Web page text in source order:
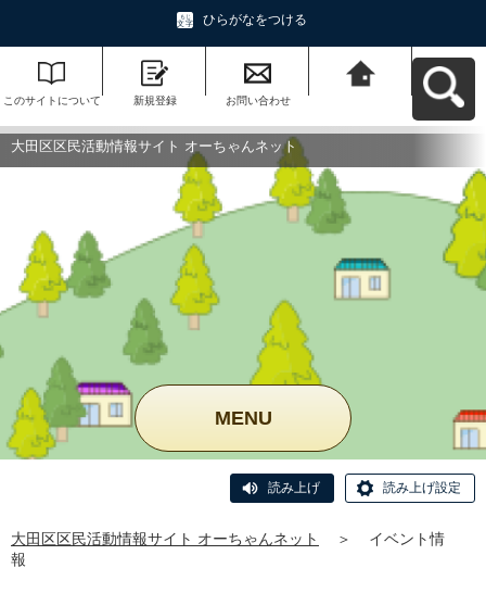
ひらがなをつける
このサイトについて 新規登録 お問い合わせ
ットへ戻る
大田区区民活動情報サイト オーちゃんネット
MENU
読み上げ 読み上げ設定
大田区区民活動情報サイト オーちゃんネット ＞
イベント情
報